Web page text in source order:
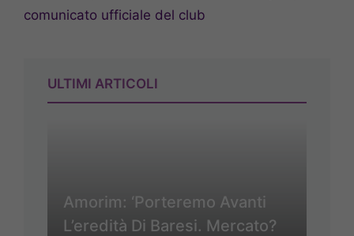
comunicato ufficiale del club
ULTIMI ARTICOLI
Amorim: ‘Porteremo Avanti
L’eredità Di Baresi. Mercato?